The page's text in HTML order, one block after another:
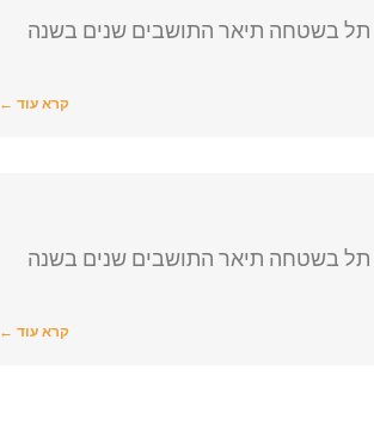
תל בשטחה תיאר התושבים שנים בשנה
קרא עוד ←
תל בשטחה תיאר התושבים שנים בשנה
קרא עוד ←